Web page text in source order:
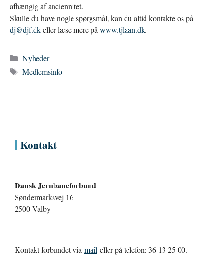
afhængig af anciennitet.
Skulle du have nogle spørgsmål, kan du altid kontakte os på
dj@djf.dkeller læse mere på www.tjlaan.dk.
Kategorier
Nyheder
Tags
Medlemsinfo
Kontakt
Dansk Jernbaneforbund
Søndermarksvej 16
2500 Valby
Kontakt forbundet via mail eller på telefon: 36 13 25 00.